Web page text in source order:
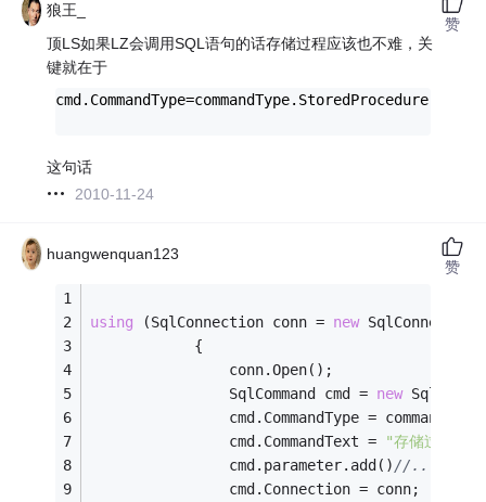
狼王_
顶LS如果LZ会调用SQL语句的话存储过程应该也不难，关
键就在于
cmd.CommandType=commandType.StoredProcedure;
这句话
2010-11-24
赞
huangwenquan123
using (SqlConnection conn = new
            {
                conn.Open();
                SqlCommand cmd =
new
cmd.CommandType =
                cmd.CommandText =
"存储过程名
                cmd.parameter.add()
//...
                cmd.Connection = conn;
赞